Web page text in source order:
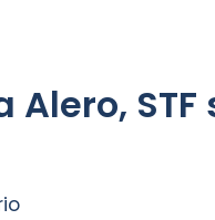
Alero,